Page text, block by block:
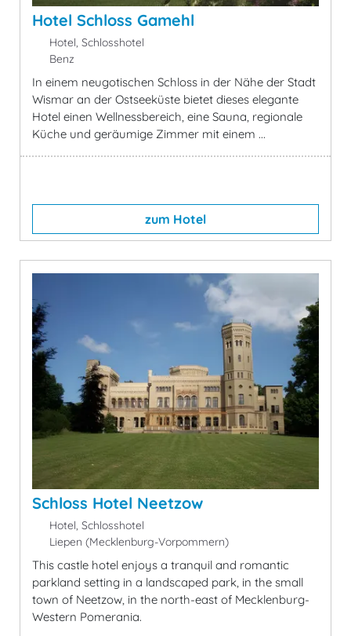
Hotel Schloss Gamehl
Hotel, Schlosshotel
Benz
In einem neugotischen Schloss in der Nähe der Stadt
Wismar an der Ostseeküste bietet dieses elegante
Hotel einen Wellnessbereich, eine Sauna, regionale
Küche und geräumige Zimmer mit einem ...
zum Hotel
Schloss Hotel Neetzow
Hotel, Schlosshotel
Liepen (Mecklenburg-Vorpommern)
This castle hotel enjoys a tranquil and romantic
parkland setting in a landscaped park, in the small
town of Neetzow, in the north-east of Mecklenburg-
Western Pomerania.